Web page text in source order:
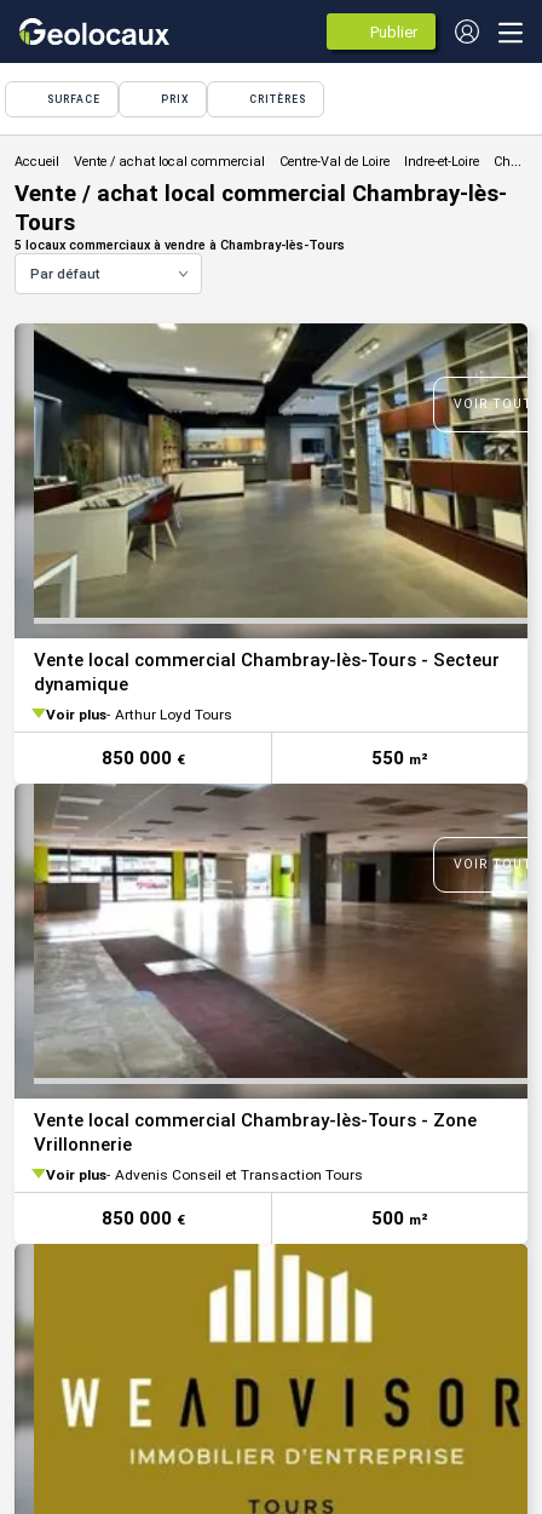
Publier
des
annonces
SURFACE PRIX CRITÈRES
Vente / achat local commercial
Vente / achat local commercial Chambray-lès-
Tours
5 locaux commerciaux à vendre à Chambray-lès-Tours
Par défaut
VOIR
Vente local commercial Chambray-lès-Tours - Secteur
dynamique
Voir plus Arthur Loyd Tours
850 000 € 550 m²
VOIR
Vente local commercial Chambray-lès-Tours - Zone
Vrillonnerie
Voir plus Advenis Conseil et Transaction Tours
850 000 € 500 m²